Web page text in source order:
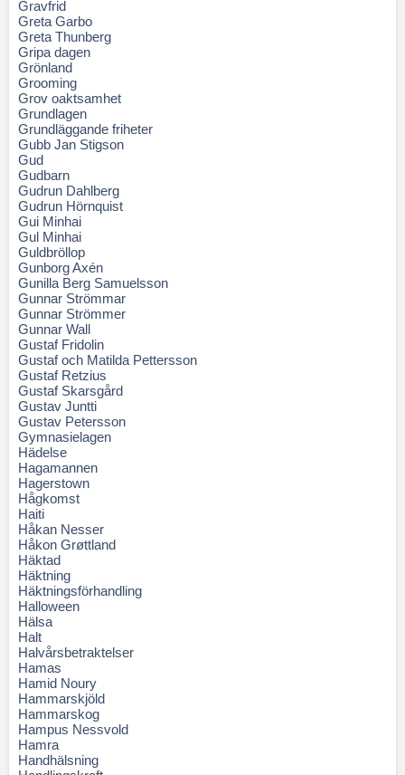
Gravfrid
Greta Garbo
Greta Thunberg
Gripa dagen
Grönland
Grooming
Grov oaktsamhet
Grundlagen
Grundläggande friheter
Gubb Jan Stigson
Gud
Gudbarn
Gudrun Dahlberg
Gudrun Hörnquist
Gui Minhai
Gul Minhai
Guldbröllop
Gunborg Axén
Gunilla Berg Samuelsson
Gunnar Strömmar
Gunnar Strömmer
Gunnar Wall
Gustaf Fridolin
Gustaf och Matilda Pettersson
Gustaf Retzius
Gustaf Skarsgård
Gustav Juntti
Gustav Petersson
Gymnasielagen
Hädelse
Hagamannen
Hagerstown
Hågkomst
Haiti
Håkan Nesser
Håkon Grøttland
Häktad
Häktning
Häktningsförhandling
Halloween
Hälsa
Halt
Halvårsbetraktelser
Hamas
Hamid Noury
Hammarskjöld
Hammarskog
Hampus Nessvold
Hamra
Handhälsning